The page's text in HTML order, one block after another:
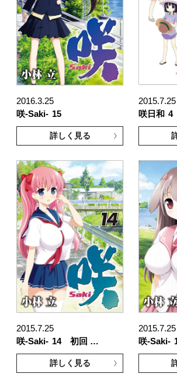
2016.3.25
咲-Saki- 15
詳しく見る
2015.7.25
咲日和 4
2015.7.25
咲-Saki- 14 初回 …
詳しく見る
2015.7.25
咲-Saki-